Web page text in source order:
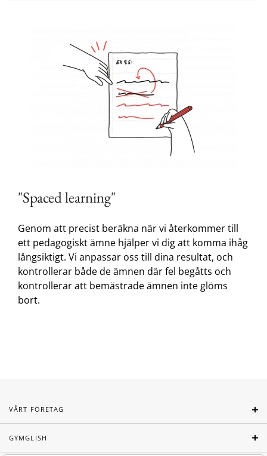
"Spaced learning"
Genom att precist beräkna när vi återkommer till
ett pedagogiskt ämne hjälper vi dig att komma ihåg
långsiktigt. Vi anpassar oss till dina resultat, och
kontrollerar både de ämnen där fel begåtts och
kontrollerar att bemästrade ämnen inte glöms
bort.
VÅRT FÖRETAG
GYMGLISH